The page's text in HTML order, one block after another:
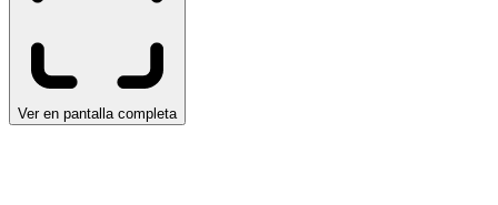
Ver en pantalla completa